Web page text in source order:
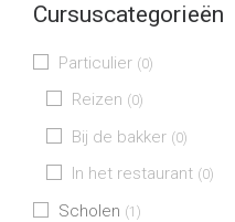
Cursuscategorieën
Particulier (0)
Reizen (0)
Bij de bakker (0)
In het restaurant (0)
Scholen (1)